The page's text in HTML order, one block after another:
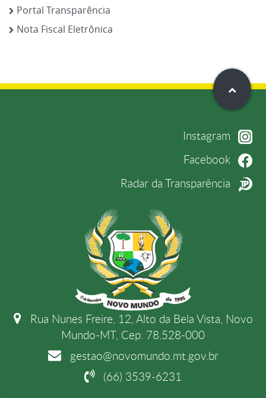
Portal Transparência
Nota Fiscal Eletrônica
Instagram
Facebook
Radar da Transparência
Rua Nunes Freire, 12, Alto da Bela Vista, Novo
Mundo-MT, Cep. 78.528-000
gestao@novomundo.mt.gov.br
(66) 3539-6231